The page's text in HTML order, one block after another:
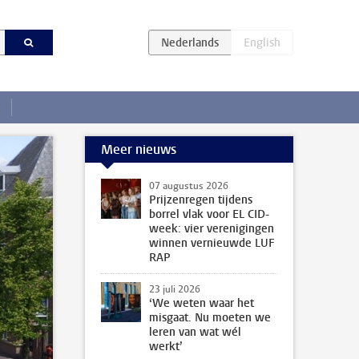
Meer nieuws
07 augustus 2026
Prijzenregen tijdens
borrel vlak voor EL CID-
week: vier verenigingen
winnen vernieuwde LUF
RAP
23 juli 2026
‘We weten waar het
misgaat. Nu moeten we
leren van wat wél
werkt’